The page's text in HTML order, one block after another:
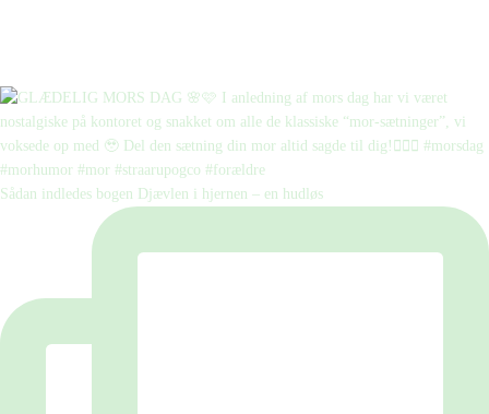
Sådan indledes bogen Djævlen i hjernen – en hudløs